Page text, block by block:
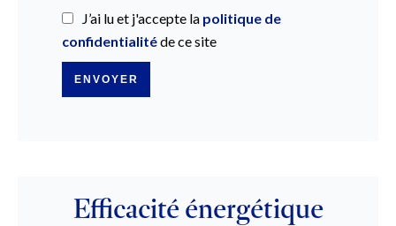
J’ai lu et j'accepte la politique de
confidentialitéde ce site
ENVOYER
Efficacité énergétique